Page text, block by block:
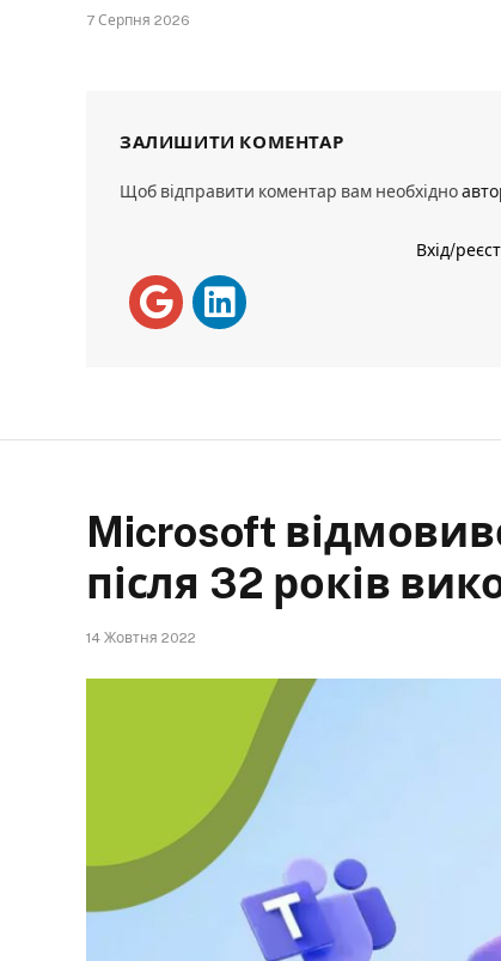
7 Серпня 2026
ЗАЛИШИТИ КОМЕНТАР
Щоб відправити коментар вам необхідно
Вхід/
Microsoft
після 32 років
14 Жовтня 2022